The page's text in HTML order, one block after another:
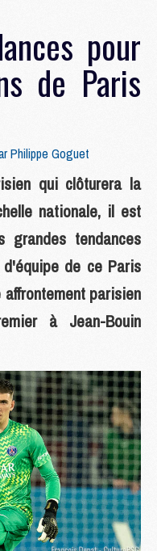
pour
de Paris
Philippe Goguet
qui clôturera la
nationale, il est
tendances
de ce Paris
parisien
à Jean-Bouin